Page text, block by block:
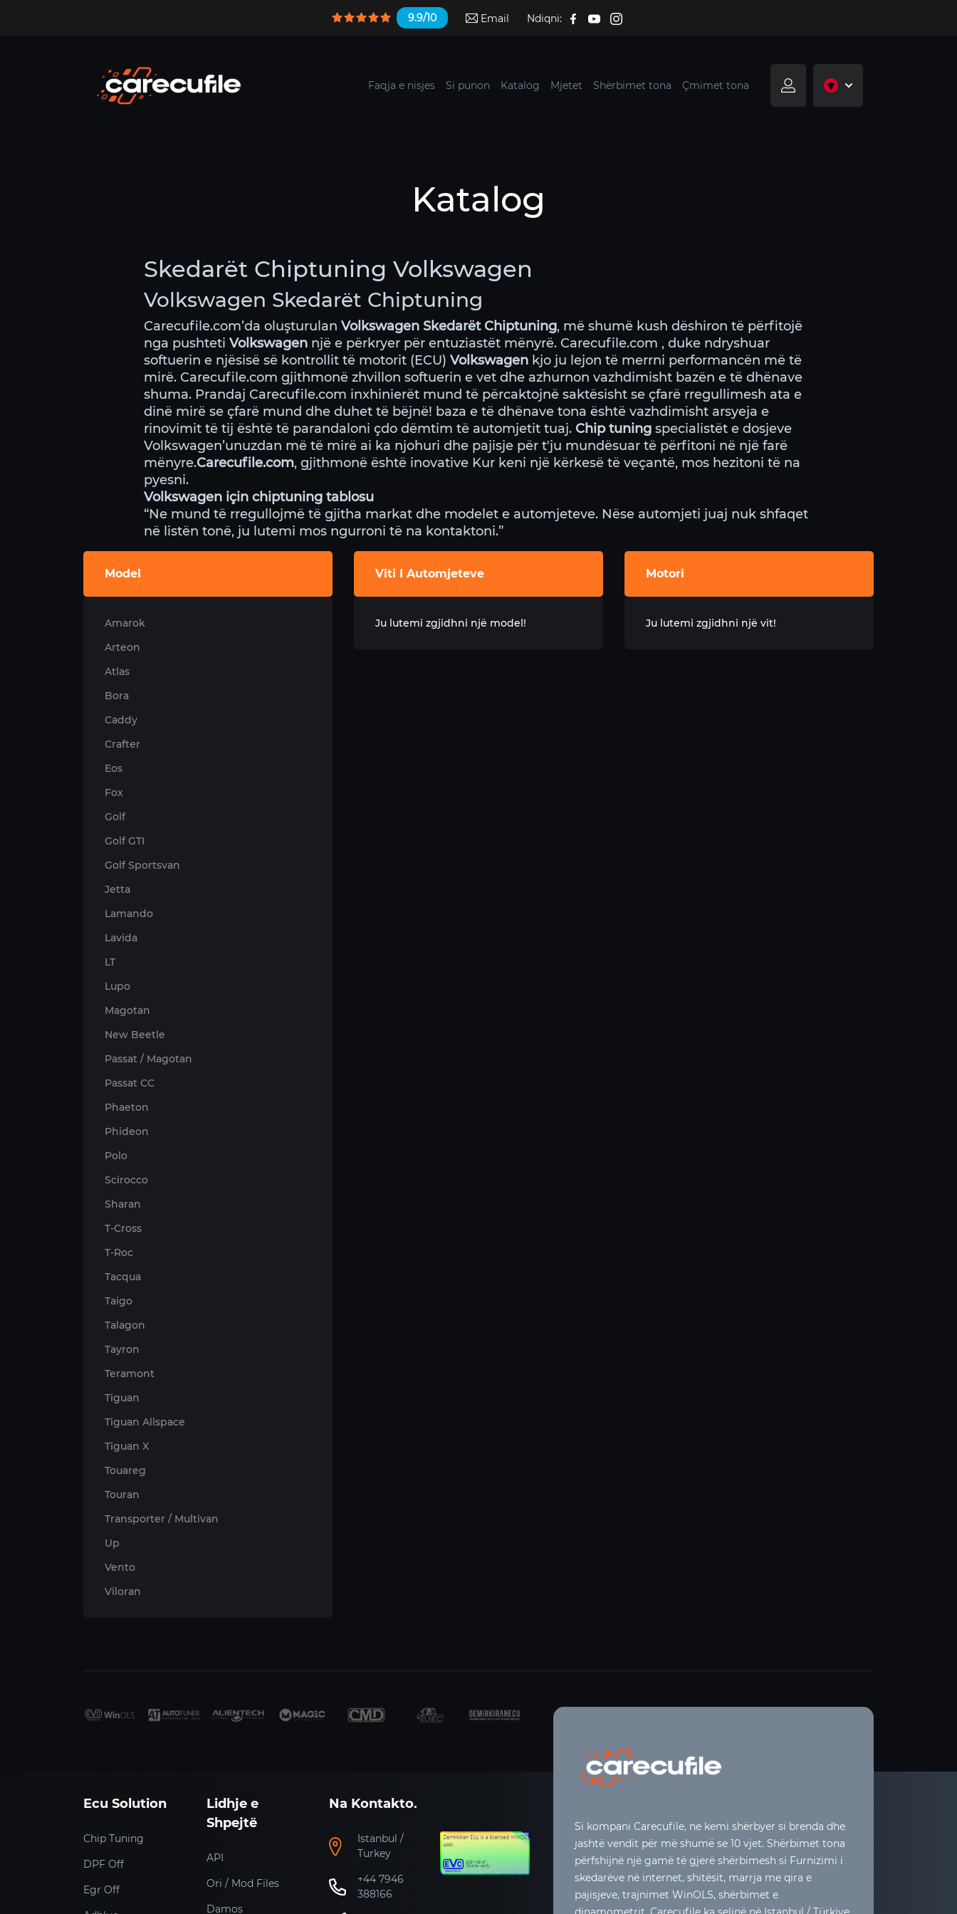
9.9/10 Email Ndiqni:
Faqja e nisjes Si punon Katalog Mjetet Shërbimet tona Çmimet tona
Katalog
Skedarët Chiptuning Volkswagen
Volkswagen Skedarët Chiptuning
Carecufile.com’da oluşturulan Volkswagen Skedarët Chiptuning, më shumë kush dëshiron të përfitojë
nga pushteti Volkswagen një e përkryer për entuziastët mënyrë. Carecufile.com , duke ndryshuar
softuerin e njësisë së kontrollit të motorit (ECU) Volkswagen kjo ju lejon të merrni performancën më të
mirë. Carecufile.com gjithmonë zhvillon softuerin e vet dhe azhurnon vazhdimisht bazën e të dhënave
shuma. Prandaj Carecufile.com inxhinierët mund të përcaktojnë saktësisht se çfarë rregullimesh ata e
dinë mirë se çfarë mund dhe duhet të bëjnë! baza e të dhënave tona është vazhdimisht arsyeja e
rinovimit të tij është të parandaloni çdo dëmtim të automjetit tuaj. Chip tuning specialistët e dosjeve
Volkswagen’unuzdan më të mirë ai ka njohuri dhe pajisje për t'ju mundësuar të përfitoni në një farë
mënyre.Carecufile.com, gjithmonë është inovative Kur keni një kërkesë të veçantë, mos hezitoni të na
pyesni.
Volkswagen için chiptuning tablosu
“Ne mund të rregullojmë të gjitha markat dhe modelet e automjeteve. Nëse automjeti juaj nuk shfaqet
në listën tonë, ju lutemi mos ngurroni të na kontaktoni.”
Model
Amarok
Arteon
Atlas
Bora
Caddy
Crafter
Eos
Fox
Golf
Golf GTI
Golf Sportsvan
Jetta
Lamando
Lavida
LT
Lupo
Magotan
New Beetle
Passat / Magotan
Passat CC
Phaeton
Phideon
Polo
Scirocco
Sharan
T-Cross
T-Roc
Tacqua
Taigo
Talagon
Tayron
Teramont
Tiguan
Tiguan Allspace
Tiguan X
Touareg
Touran
Transporter / Multivan
Up
Vento
Viloran
Viti I Automjeteve
Ju lutemi zgjidhni një model!
Motori
Ju lutemi zgjidhni një vit!
Ecu Solution
Chip Tuning
DPF Off
Egr Off
Lidhje e
Shpejtë
API
Ori / Mod Files
Damos
Na Kontakto.
Istanbul /
Turkey
+44 7946
388166
Si kompani Carecufile, ne kemi shërbyer si brenda dhe
jashtë vendit për më shumë se 10 vjet. Shërbimet tona
përfshijnë një gamë të gjerë shërbimesh si Furnizimi i
skedarëve në internet, shitësit, marrja me qira e
pajisjeve, trajnimet WinOLS, shërbimet e